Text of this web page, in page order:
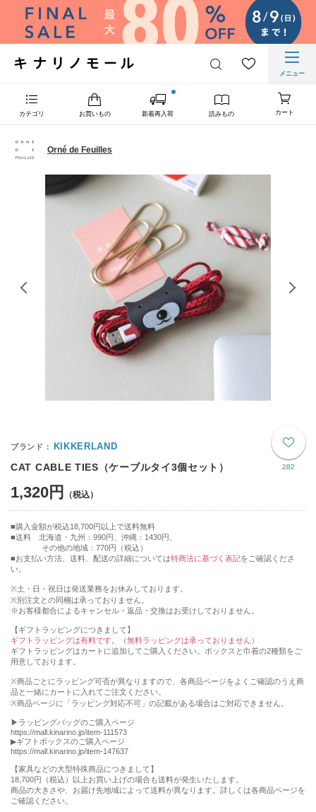
メニュー
カテゴリ お買いもの 新着再入荷 読みもの カート
Orné de Feuilles
282
KIKKERLAND
CAT CABLE TIES（ケーブルタイ3個セット）
1,320円
購入金額が税込18,700円以上で送料無料
送料 北海道・九州：990円、沖縄：1430円、
その他の地域：770円（税込）
■お支払い方法、送料、配送の詳細については特商法に基づく表記をご確認くださ
い。
※土・日・祝日は発送業務をお休みしております。
※別注文との同梱は承っておりません。
※お客様都合によるキャンセル・返品・交換はお受けしておりません。
【ギフトラッピングにつきまして】
ギフトラッピングは有料です。（無料ラッピングは承っておりません）
ギフトラッピングはカートに追加してご購入ください。ボックスと巾着の2種類をご
用意しております。
※商品ごとにラッピング可否が異なりますので、各商品ページをよくご確認のうえ商
品と一緒にカートに入れてご注文ください。
※商品ページに「ラッピング対応不可」の記載がある場合はご対応できません。
▶︎ラッピングバッグのご購入ページ
https://mall.kinarino.jp/item-111573
▶︎ギフトボックスのご購入ページ
https://mall.kinarino.jp/item-147637
【家具などの⼤型特殊商品につきまして】
18,700円（税込）以上お買い上げの場合も送料が発⽣いたします。
商品の⼤きさや、お届け先地域によって送料が異なります。詳しくは各商品ページを
ご確認ください。